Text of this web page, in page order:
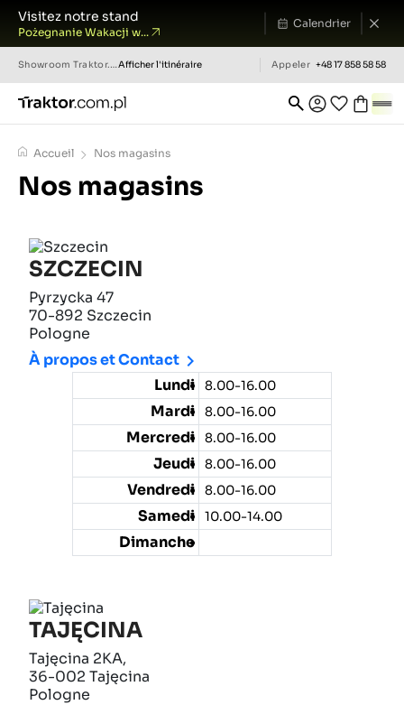
Visitez notre stand
Pożegnanie Wakacji w...
Calendrier
Showroom Traktor.com.pl Afficher l'itinéraire Appeler +48 17 858 58 58
Accueil Nos magasins
Nos magasins
SZCZECIN
Pyrzycka 47
70-892 Szczecin
Pologne
À propos et Contact 
Lundi 8.00-16.00
Mardi 8.00-16.00
Mercredi 8.00-16.00
Jeudi 8.00-16.00
Vendredi 8.00-16.00
Samedi 10.00-14.00
Dimanche
TAJĘCINA
Tajęcina 2KA,
36-002 Tajęcina
Pologne